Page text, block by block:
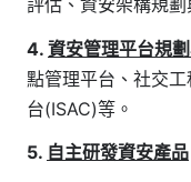
4. 資安管理平台規
點管理平台、社交
台(ISAC)等。
5. 自主研發資安產品